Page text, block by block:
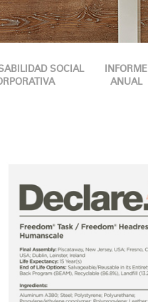
SOCIAL
INFORME
ANUAL